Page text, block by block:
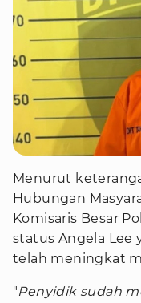
Menurut
Hubungan
Komisaris Besar
status Angela Lee
telah meningkat
"Penyidik sudah